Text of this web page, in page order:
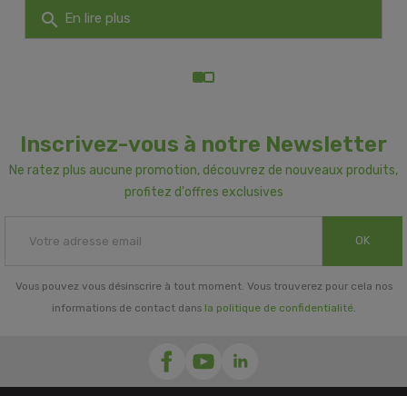
search En lire plus
Inscrivez-vous à notre Newsletter
Ne ratez plus aucune promotion, découvrez de nouveaux produits,
profitez d'offres exclusives
OK
Vous pouvez vous désinscrire à tout moment. Vous trouverez pour cela nos
informations de contact dans la politique de confidentialité.